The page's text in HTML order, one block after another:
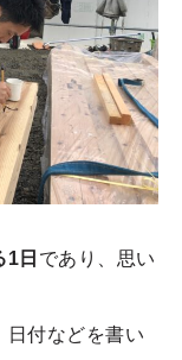
日 であり、思い
日付などを書い